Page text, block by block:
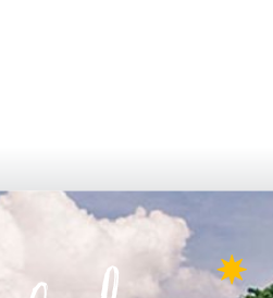
израстване и развитие